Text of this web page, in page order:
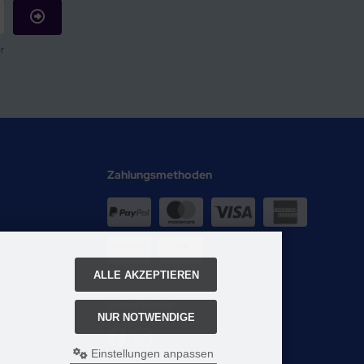
Zahlungsmethoden
ALLE AKZEPTIEREN
NUR NOTWENDIGE
Einstellungen anpassen